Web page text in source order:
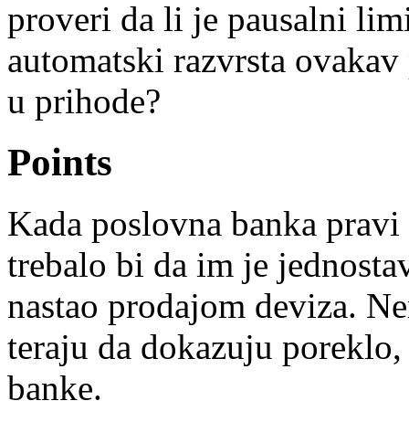
proveri da li je pausalni
automatski razvrsta
u prihode?
Points
Kada poslovna banka
trebalo bi da im je
nastao prodajom deviza.
teraju da dokazuju
banke.